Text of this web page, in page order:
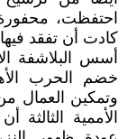
احتفظت،
كادت أن تفقد
أسس البلاشفة
خضم الحرب
وتمكين العمال
الأممية الثالثة